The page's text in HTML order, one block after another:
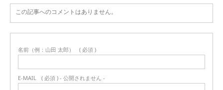
この記事へのコメントはありません。
名前（例：山田 太郎） ( 必須 )
E-MAIL ( 必須 ) - 公開されません -